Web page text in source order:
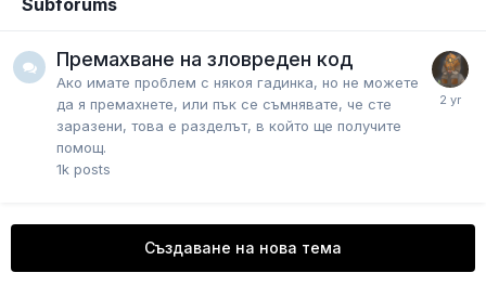
Премахване на зловреден код
Ако имате проблем с някоя гадинка, но не можете
да я премахнете, или пък се съмнявате, че сте
заразени, това е разделът, в който ще получите
помощ.
1k posts
Създаване на нова тема